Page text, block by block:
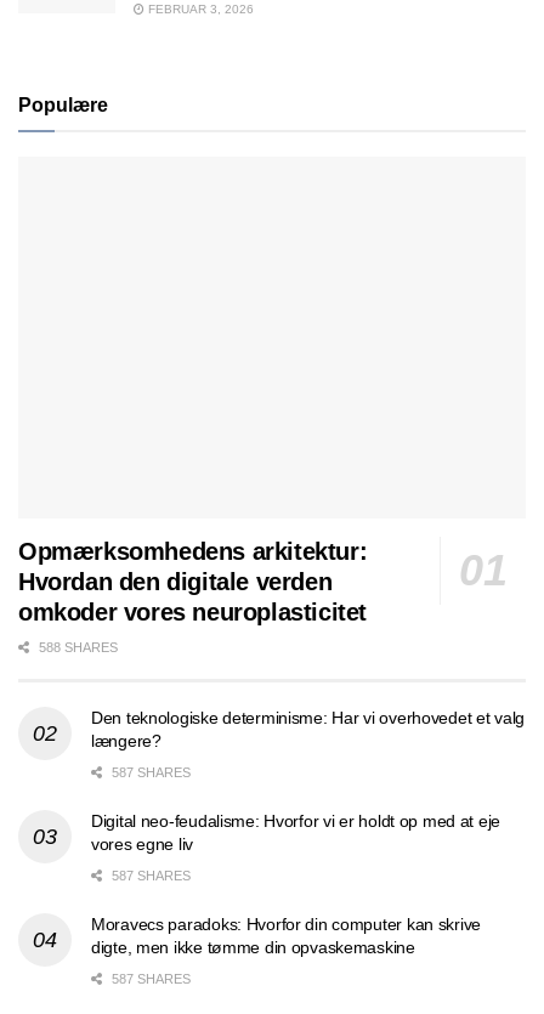
FEBRUAR 3, 2026
Populære
Opmærksomhedens arkitektur:
Hvordan den digitale verden
omkoder vores neuroplasticitet
588 SHARES
Den teknologiske determinisme: Har vi overhovedet et valg
længere?
587 SHARES
Digital neo-feudalisme: Hvorfor vi er holdt op med at eje
vores egne liv
587 SHARES
Moravecs paradoks: Hvorfor din computer kan skrive
digte, men ikke tømme din opvaskemaskine
587 SHARES